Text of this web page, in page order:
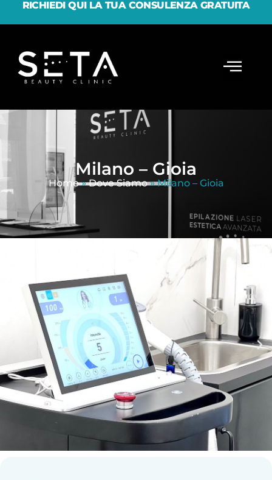
RICHIEDI QUI LA TUA CONSULENZA GRATUITA
Milano – Gioia
Home»Dove Siamo»Milano – Gioia